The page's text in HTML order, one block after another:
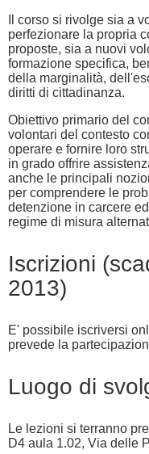
Il corso si rivolge sia a
perfezionare la propria
proposte, sia a nuovi
formazione specifica,
della marginalità,
diritti di cittadinanza.
Obiettivo primario del
volontari del contesto
operare e fornire loro
in grado offrire
anche le principali
per comprendere le
detenzione in carcere
regime di misura
Iscrizioni
2013)
E' possibile iscriversi
prevede la
Luogo di
Le lezioni si terranno
D4 aula 1.02, Via delle